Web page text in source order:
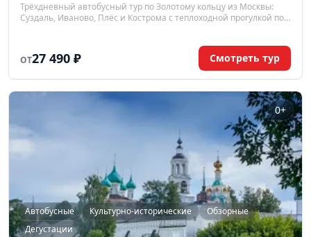
Трёхдневный автобусный тур по Золотому кольцу из Москвы:
Суздаль, Иваново, Плёс и Кострома с теплоходной прогулкой по
ОТ27 490 ₽ Смотреть тур
0+
Автобусные Культурно-исторические
Обзорные
Дегустации